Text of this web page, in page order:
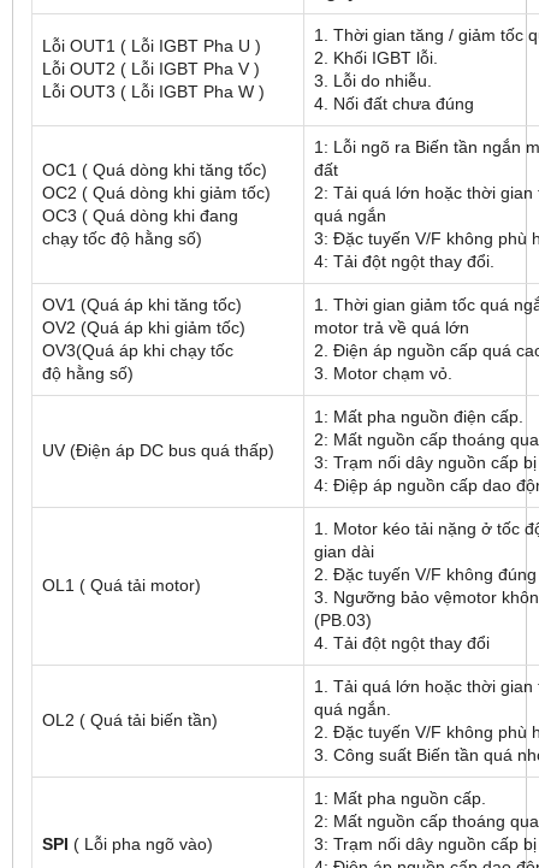
Lỗi OUT1 ( Lỗi IGBT Pha U )
Lỗi OUT2 ( Lỗi IGBT Pha V )
Lỗi OUT3 ( Lỗi IGBT Pha W )
1. Thời gian tăng / giảm tốc
2. Khối IGBT lỗi.
3. Lỗi do nhiễu.
4. Nối đất chưa đúng
OC1 ( Quá dòng khi tăng tốc)
OC2 ( Quá dòng khi giảm tốc)
OC3 ( Quá dòng khi đang
chạy tốc độ hằng số)
1: Lỗi ngõ ra Biến tần ngắn
đất
2: Tải quá lớn hoặc thời gian
quá ngắn
3: Đặc tuyến V/F không phù
4: Tải đột ngột thay đổi.
OV1 (Quá áp khi tăng tốc)
OV2 (Quá áp khi giảm tốc)
OV3(Quá áp khi chạy tốc
độ hằng số)
1. Thời gian giảm tốc quá
motor trả về quá lớn
2. Điện áp nguồn cấp quá
3. Motor chạm vỏ.
UV (Điện áp DC bus quá thấp)
1: Mất pha nguồn điện cấp.
2: Mất nguồn cấp thoáng qua
3: Trạm nối dây nguồn cấp
4: Điệp áp nguồn cấp dao
OL1 ( Quá tải motor)
1. Motor kéo tải nặng ở tốc
gian dài
2. Đặc tuyến V/F không đúng
3. Ngưỡng bảo vệmotor
(PB.03)
4. Tải đột ngột thay đổi
OL2 ( Quá tải biến tần)
1. Tải quá lớn hoặc thời gian
quá ngắn.
2. Đặc tuyến V/F không phù
3. Công suất Biến tần quá
SPI ( Lỗi pha ngõ vào)
1: Mất pha nguồn cấp.
2: Mất nguồn cấp thoáng
3: Trạm nối dây nguồn cấp